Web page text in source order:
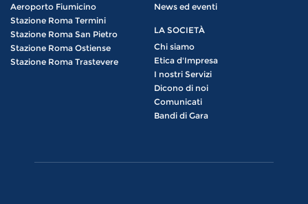
Aeroporto Fiumicino
Stazione Roma Termini
Stazione Roma San Pietro
Stazione Roma Ostiense
Stazione Roma Trastevere
News ed eventi
LA SOCIETÀ
Chi siamo
Etica d'Impresa
I nostri Servizi
Dicono di noi
Comunicati
Bandi di Gara